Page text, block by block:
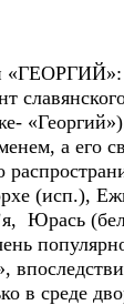
«ГЕОРГИЙ»:
а его
(исп.),
Юрась
в среде